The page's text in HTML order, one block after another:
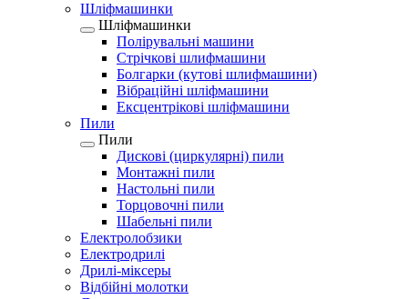
Шліфмашинки
Шліфмашинки
Полірувальні машини
Стрічкові шлифмашини
Болгарки (кутові шлифмашини)
Вібраційні шліфмашини
Ексцентрікові шліфмашини
Пили
Пили
Дискові (циркулярні) пили
Монтажні пили
Настольні пили
Торцовочні пили
Шабельні пили
Електролобзики
Електродрилі
Дрилі-міксеры
Відбійні молотки